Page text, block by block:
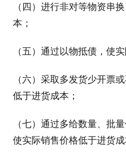
（四）进行非对等物资串
本；
（五）通过以物抵债，使
（六）采取多发货少开票
低于进货成本；
（七）通过多给数量、批
使实际销售价格低于进货成